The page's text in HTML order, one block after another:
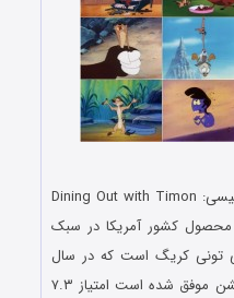
پیک نیک با تیمون و پومبا (به انگلیسی: Dining Out with Timon
محصول کشور آمریکا در سبک
تونی کریگ است که در سال
۱۹۹۷ میلادی منتشر شد. این انیمیشن موفق شده است امتیاز ۷.۳